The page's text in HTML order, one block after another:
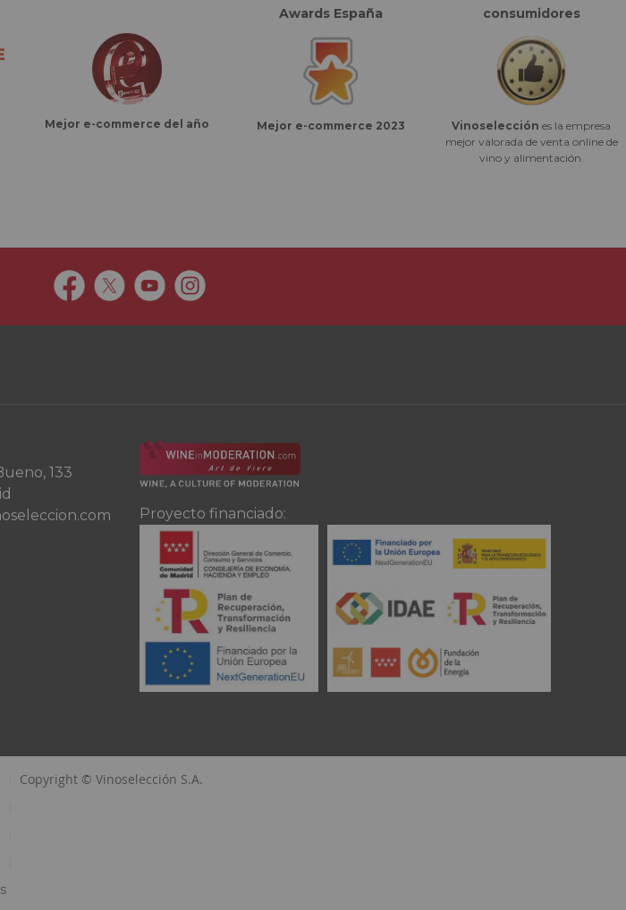
Mejor e-commerce del año
Awards España
Mejor e-commerce 2023
consumidores
Vinoselección es la empresa
mejor valorada de venta online de
vino y alimentación.
133
Proyecto financiado:
Copyright © Vinoselección S.A.